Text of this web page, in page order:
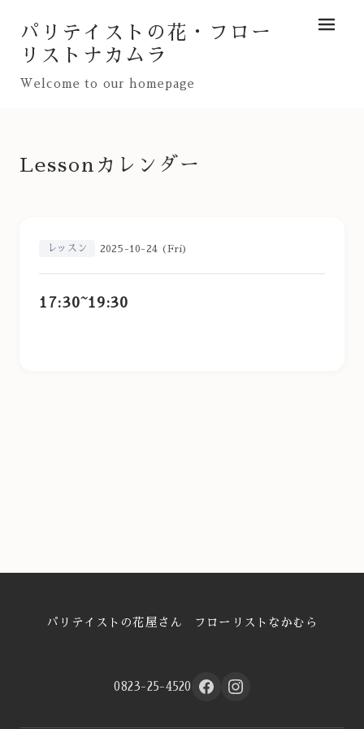
パリテイストの花・フロー
リストナカムラ
Welcome to our homepage
メニュ
Lessonカレンダー
レッスン 2025-10-24 (Fri)
17:30~19:30
パリテイストの花屋さん フローリストなかむら
0823-25-4520